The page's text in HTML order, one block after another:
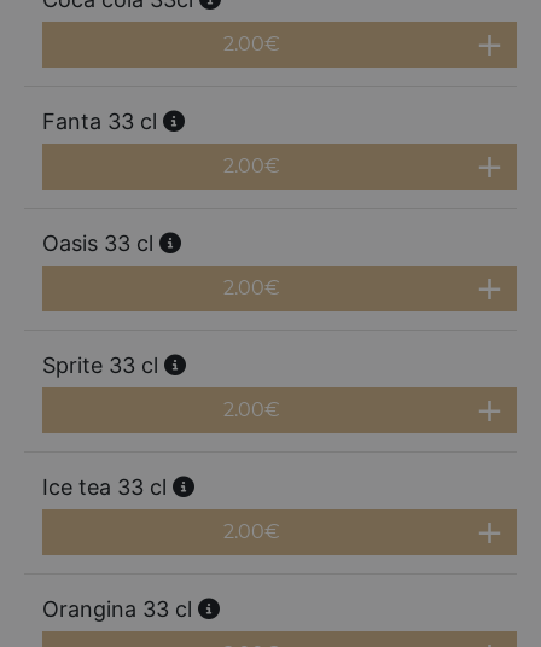
2.00€
Fanta 33 cl
2.00€
Oasis 33 cl
2.00€
Sprite 33 cl
2.00€
Ice tea 33 cl
2.00€
Orangina 33 cl